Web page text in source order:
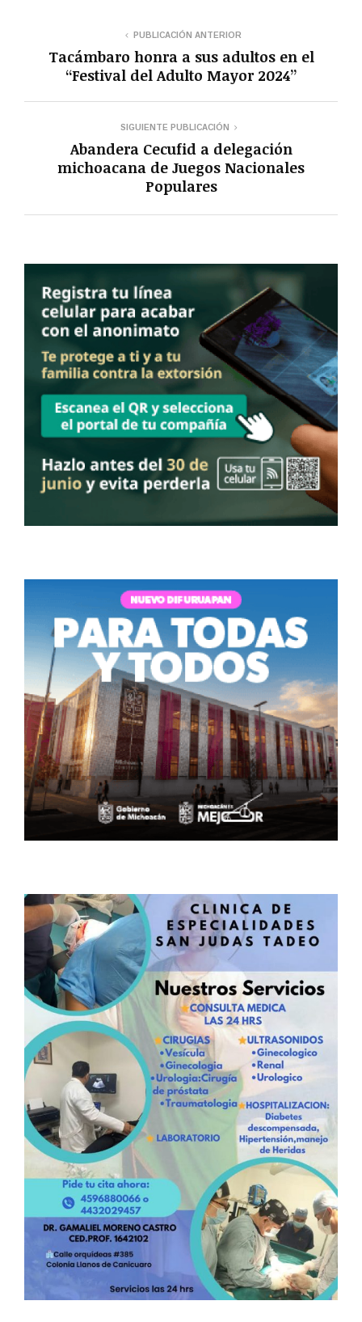
PUBLICACIÓN ANTERIOR
Tacámbaro honra a sus adultos en el
“Festival del Adulto Mayor 2024”
SIGUIENTE PUBLICACIÓN
Abandera Cecufid a delegación
michoacana de Juegos Nacionales
Populares